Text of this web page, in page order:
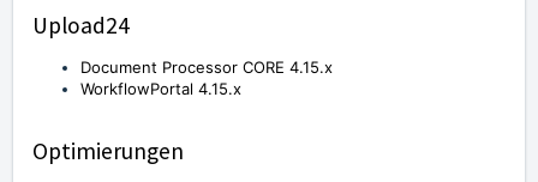
Upload24
Document Processor CORE 4.15.x
WorkflowPortal 4.15.x
Optimierungen